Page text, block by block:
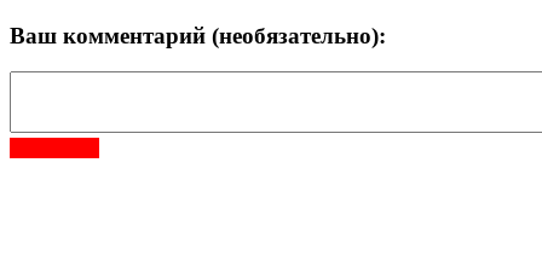
Ваш комментарий (необязательно):